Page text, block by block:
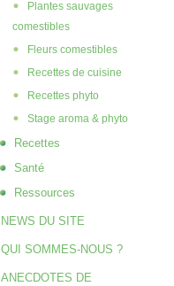
Plantes sauvages
comestibles
Fleurs comestibles
Recettes de cuisine
Recettes phyto
Stage aroma & phyto
Recettes
Santé
Ressources
NEWS DU SITE
QUI SOMMES-NOUS ?
ANECDOTES DE